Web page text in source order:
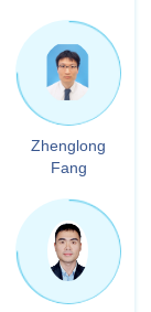
Zhenglong
Fang